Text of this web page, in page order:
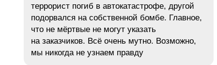
террорист погиб в автокатастрофе, другой
подорвался на собственной бомбе. Главное,
что не мёртвые не могут указать
на заказчиков. Всё очень мутно. Возможно,
мы никогда не узнаем правду